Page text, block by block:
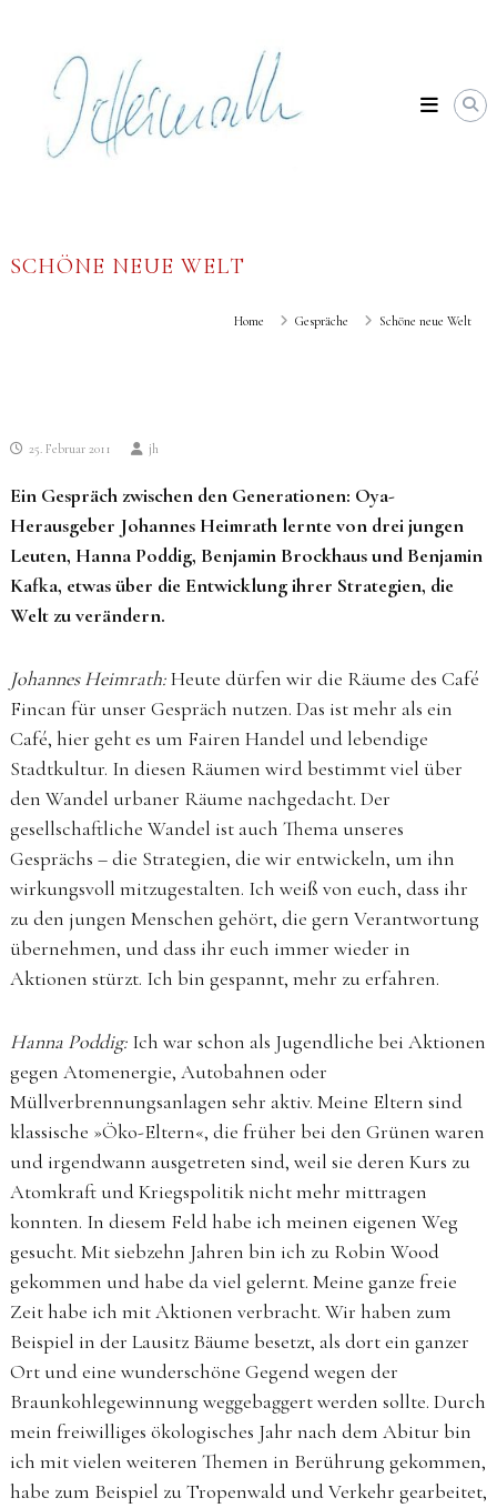
content
Heimrath
SCHÖNE NEUE WELT
Home Gespräche Schöne neue Welt
25. Februar 2011 jh
Ein Gespräch zwischen den Generationen: Oya-
Herausgeber Johannes Heimrath lernte von drei jungen
Leuten, Hanna Poddig, Benjamin Brockhaus und Benjamin
Kafka, etwas über die Entwicklung ihrer Strategien, die
Welt zu verändern.
Johannes Heimrath:Heute dürfen wir die Räume des Café
Fincan für unser Gespräch nutzen. Das ist mehr als ein
Café, hier geht es um Fairen Handel und lebendige
Stadtkultur. In diesen Räumen wird bestimmt viel über
den Wandel urbaner Räume nachgedacht. Der
gesellschaftliche Wandel ist auch Thema unseres
Gesprächs – die Strategien, die wir entwickeln, um ihn
wirkungsvoll mitzugestalten. Ich weiß von euch, dass ihr
zu den jungen Menschen gehört, die gern Verantwortung
übernehmen, und dass ihr euch immer wieder in
Aktionen stürzt. Ich bin gespannt, mehr zu erfahren.
Hanna Poddig:Ich war schon als Jugendliche bei Aktionen
gegen Atomenergie, Autobahnen oder
Müllverbrennungsanlagen sehr aktiv. Meine Eltern sind
klassische »Öko-Eltern«, die früher bei den Grünen waren
und irgendwann ausgetreten sind, weil sie deren Kurs zu
Atomkraft und Kriegspolitik nicht mehr mittragen
konnten. In diesem Feld habe ich meinen eigenen Weg
gesucht. Mit siebzehn Jahren bin ich zu Robin Wood
gekommen und habe da viel gelernt. Meine ganze freie
Zeit habe ich mit Aktionen verbracht. Wir haben zum
Beispiel in der Lausitz Bäume besetzt, als dort ein ganzer
Ort und eine wunderschöne Gegend wegen der
Braunkohlegewinnung weggebaggert werden sollte. Durch
mein freiwilliges ökologisches Jahr nach dem Abitur bin
ich mit vielen weiteren Themen in Berührung gekommen,
habe zum Beispiel zu Tropenwald und Verkehr gearbeitet,